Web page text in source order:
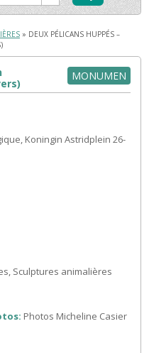
» DEUX PÉLICANS HUPPÉS –
MONUMEN
Koningin Astridplein 26-
Sculptures animalières
Photos Micheline Casier